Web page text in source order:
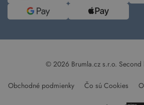
© 2026 Brumla.cz s.r.o. Second
Obchodné podmienky Čo sú Cookies